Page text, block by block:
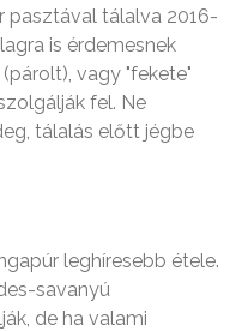
pasztával tálalva 2016-
is érdemesnek
vagy "fekete"
fel. Ne
tálalás előtt jégbe
leghíresebb étele.
savanyú
de ha valami